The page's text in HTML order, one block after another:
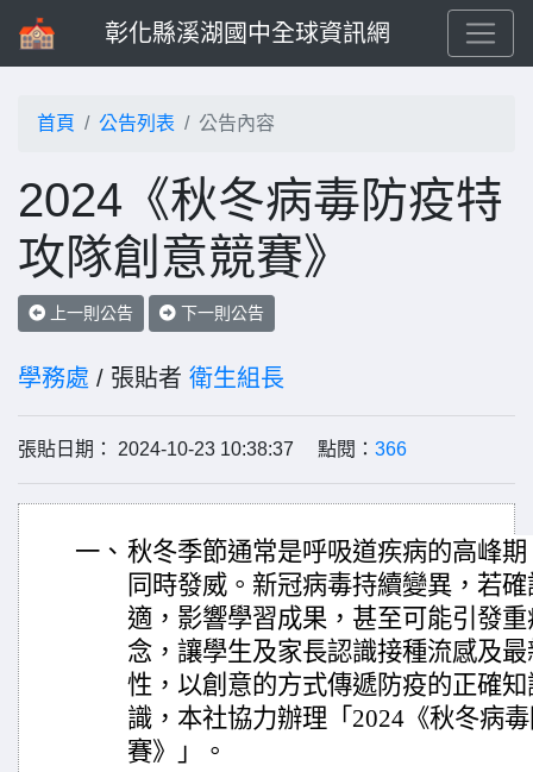
彰化縣溪湖國中全球資訊網
首頁 公告列表 公告內容
2024《秋冬病毒防疫特
攻隊創意競賽》
上一則公告 下一則公告
學務處 / 張貼者 衛生組長
張貼日期： 2024-10-23 10:38:37 點閱： 366
一、 秋冬季節通常是呼吸道疾病的高峰
同時發威。新冠病毒持續變異，若
適，影響學習成果，甚至可能引發
念，讓學生及家長認識接種流感及
性，以創意的方式傳遞防疫的正確
識，本社協力辦理「2024《秋冬病
賽》」。